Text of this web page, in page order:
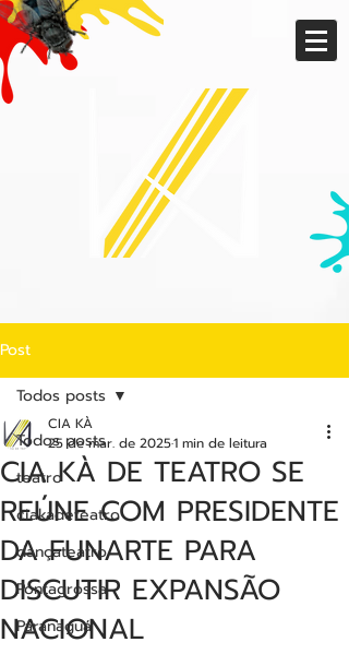
Post
Todos posts
teatro
ciakadeteatro
dançateatro
Pontagrossa
Paranaguá
Todos posts
CIA KÀ DE TEATRO SE
REÚNE COM PRESIDENTE
DA FUNARTE PARA
DISCUTIR EXPANSÃO
NACIONAL
CIA KÀ
25 de mar. de 20251 min de leitura